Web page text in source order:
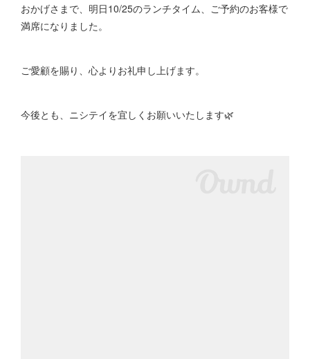
おかげさまで、明日10/25のランチタイム、ご予約のお客様で
満席になりました。
ご愛顧を賜り、心よりお礼申し上げます。
今後とも、ニシテイを宜しくお願いいたします🌿